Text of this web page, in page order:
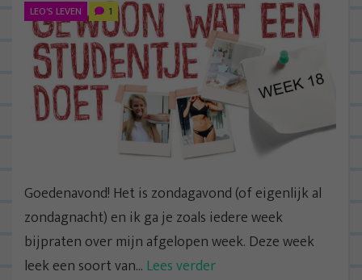
LEO'S LEVEN 1
Goedenavond! Het is zondagavond (of eigenlijk al
zondagnacht) en ik ga je zoals iedere week
bijpraten over mijn afgelopen week. Deze week
leek een soort van... Lees verder